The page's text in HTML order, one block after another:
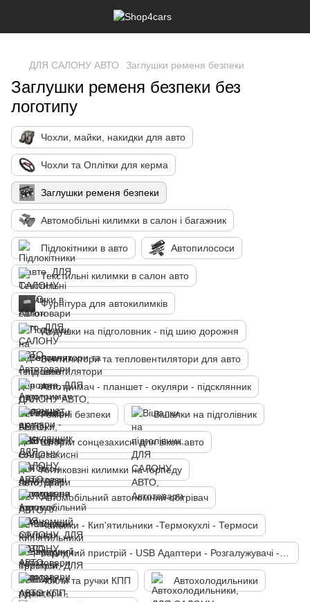
ДЛЯ САЛОНУ АВТО Заглушки ременя безпеки
Заглушки ременя безпеки без
логотипу
Чохли, майки, накидки для авто
Чохли та Оплітки для керма
Заглушки ременя безпеки
Автомобільні килимки в салон і багажник
Підлокітники в авто Автопилососи
Текстильні килимки в салон авто
Фурнітура для автокилимків
Подушки на підголовник - під шию дорожня
Вентилятори та тепловентилятори для авто
Автотримач - планшет - окуляри - підсклянник
Ремені безпеки Вішалки на підголівник
Шторки сонцезахисні для вікон авто
Антиковзні килимки на торпеду
Автомобільний автономний обігрівач
Чайники - Кип'ятильники -Термокухлі - Термоси
Чохли та ручки КПП Автохолодильники